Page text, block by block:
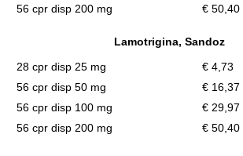
56 cpr disp 200 mg
€ 50,40
Lamotrigina, Sandoz
28 cpr disp 25 mg
€ 4,73
56 cpr disp 50 mg
€ 16,37
56 cpr disp 100 mg
€ 29,97
56 cpr disp 200 mg
€ 50,40